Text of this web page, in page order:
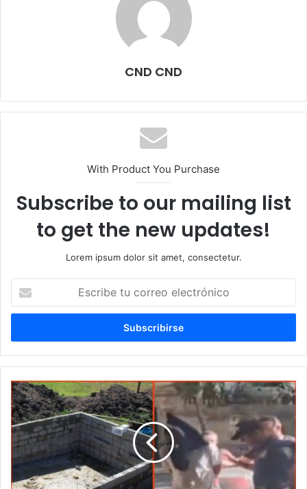
CND CND
With Product You Purchase
Subscribe to our mailing list
to get the new updates!
Lorem ipsum dolor sit amet, consectetur.
correo